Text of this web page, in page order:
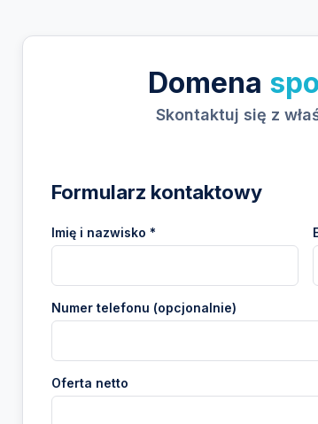
Domena
Skontaktuj się z
Formularz kontaktowy
Imię i nazwisko *
Numer telefonu (opcjonalnie)
Oferta netto